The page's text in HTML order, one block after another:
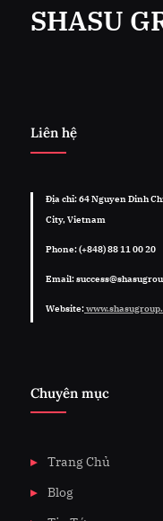
SHASU
Liên hệ
Địa chỉ: 64 Nguyen Dinh
City, Vietnam
Phone: (+848) 88 11 00 20
Email:
Website:
Chuyên mục
Trang Chủ
Blog